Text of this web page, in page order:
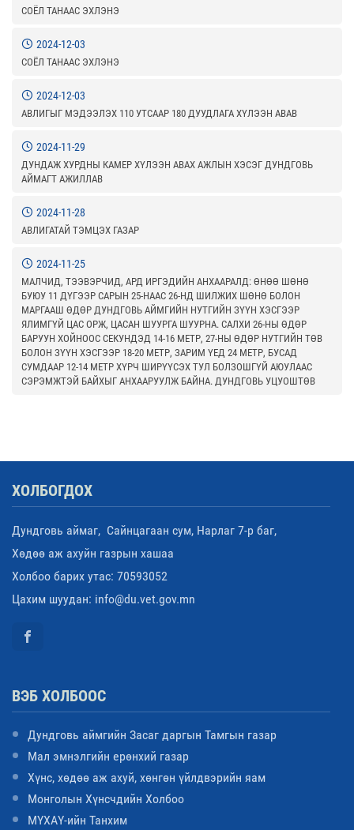
СОЁЛ ТАНААС ЭХЛЭНЭ
2024-12-03
СОЁЛ ТАНААС ЭХЛЭНЭ
2024-12-03
АВЛИГЫГ МЭДЭЭЛЭХ 110 УТСААР 180 ДУУДЛАГА ХҮЛЭЭН АВАВ
2024-11-29
ДУНДАЖ ХУРДНЫ КАМЕР ХҮЛЭЭН АВАХ АЖЛЫН ХЭСЭГ ДУНДГОВЬ
АЙМАГТ АЖИЛЛАВ
2024-11-28
АВЛИГАТАЙ ТЭМЦЭХ ГАЗАР
2024-11-25
МАЛЧИД, ТЭЭВЭРЧИД, АРД ИРГЭДИЙН АНХААРАЛД: ӨНӨӨ ШӨНӨ
БУЮУ 11 ДҮГЭЭР САРЫН 25-НААС 26-НД ШИЛЖИХ ШӨНӨ БОЛОН
МАРГААШ ӨДӨР ДУНДГОВЬ АЙМГИЙН НУТГИЙН ЗҮҮН ХЭСГЭЭР
ЯЛИМГҮЙ ЦАС ОРЖ, ЦАСАН ШУУРГА ШУУРНА. САЛХИ 26-НЫ ӨДӨР
БАРУУН ХОЙНООС СЕКУНДЭД 14-16 МЕТР, 27-НЫ ӨДӨР НУТГИЙН ТӨВ
БОЛОН ЗҮҮН ХЭСГЭЭР 18-20 МЕТР, ЗАРИМ ҮЕД 24 МЕТР, БУСАД
СУМДААР 12-14 МЕТР ХҮРЧ ШИРҮҮСЭХ ТУЛ БОЛЗОШГҮЙ АЮУЛААС
СЭРЭМЖТЭЙ БАЙХЫГ АНХААРУУЛЖ БАЙНА. ДУНДГОВЬ УЦУОШТӨВ
ХОЛБОГДОХ
Дундговь аймаг, Сайнцагаан сум, Нарлаг 7-р баг,
Хөдөө аж ахуйн газрын хашаа
Холбоо барих утас: 70593052
Цахим шуудан: info@du.vet.gov.mn
ВЭБ ХОЛБООС
Дундговь аймгийн Засаг даргын Тамгын газар
Мал эмнэлгийн ерөнхий газар
Хүнс, хөдөө аж ахуй, хөнгөн үйлдвэрийн яам
Монголын Хүнсчдийн Холбоо
МҮХАҮ-ийн Танхим